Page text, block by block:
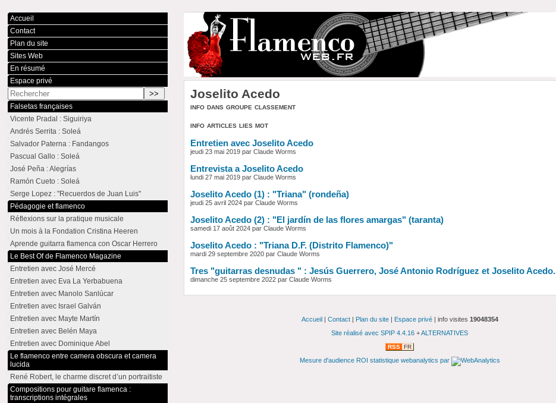
Joselito Acedo
info dans groupe classement
info articles lies mot
Entretien avec Joselito Acedo
jeudi 23 mai 2019 par Claude Worms
Entrevista a Joselito Acedo
lundi 27 mai 2019 par Claude Worms
Joselito Acedo (1) : "Triana" (rondeña)
jeudi 25 avril 2024 par Claude Worms
Joselito Acedo (2) : "El jardín de las flores amargas" (taranta)
samedi 17 août 2024 par Claude Worms
Joselito Acedo : "Triana D.F. (Distrito Flamenco)"
mardi 29 septembre 2020 par Claude Worms
Tres "guitarras desnudas " : Jesús Guerrero, José Antonio Rodríguez et Joselito Acedo.
dimanche 25 septembre 2022 par Claude Worms
Accueil
Contact
Plan du site
Sites Web
En résumé
Espace privé
Falsetas françaises
Vicente Pradal : Siguiriya
Andrés Serrita : Soleá
Salvador Paterna : Fandangos
Pascual Gallo : Soleá
José Peña : Alegrías
Ramón Cueto : Soleá
Serge Lopez : "Recuerdos de Juan Luis"
Pédagogie et flamenco
Réflexions sur la pratique musicale
Un mois à la Fondation Cristina Heeren
Aprende guitarra flamenca con Oscar Herrero
Le Best Of de Flamenco Magazine
Entretien avec José Mercé
Entretien avec Eva La Yerbabuena
Entretien avec Manolo Sanlúcar
Entretien avec Israel Galván
Entretien avec Mayte Martín
Entretien avec Belén Maya
Entretien avec Dominique Abel
Le flamenco entre camera obscura et camera
lucida
René Robert, le charme discret d’un portraitiste
Compositions pour guitare flamenca :
transcriptions intégrales
Accueil| Contact| Plan du site| Espace privé| info visites 19048354
Site réalisé avec SPIP 4.4.16 +ALTERNATIVES
RSS FR
Mesure d'audience ROI statistique webanalytics par